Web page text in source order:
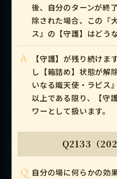
後、自分のターンが終
除された場合、この『
ス』の【守護】はどう
A
【守護】が残り続けま
し【箱詰め】状態が解
いなる熾天使・ラピス
以上である限り、【守
ワーとして扱います。
Q2133（
Q 自分の場に何らかの効